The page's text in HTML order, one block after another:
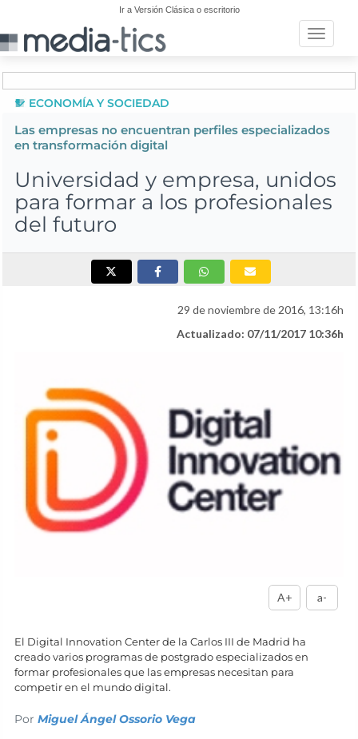
Ir a Versión Clásica o escritorio
Toggle
ECONOMÍA Y SOCIEDAD
Las empresas no encuentran perfiles especializados
en transformación digital
Universidad y empresa, unidos
para formar a los profesionales
del futuro
29 de noviembre de 2016, 13:16h
Actualizado: 07/11/2017 10:36h
A+ a-
El Digital Innovation Center de la Carlos III de Madrid ha
creado varios programas de postgrado especializados en
formar profesionales que las empresas necesitan para
competir en el mundo digital.
Por Miguel Ángel Ossorio Vega